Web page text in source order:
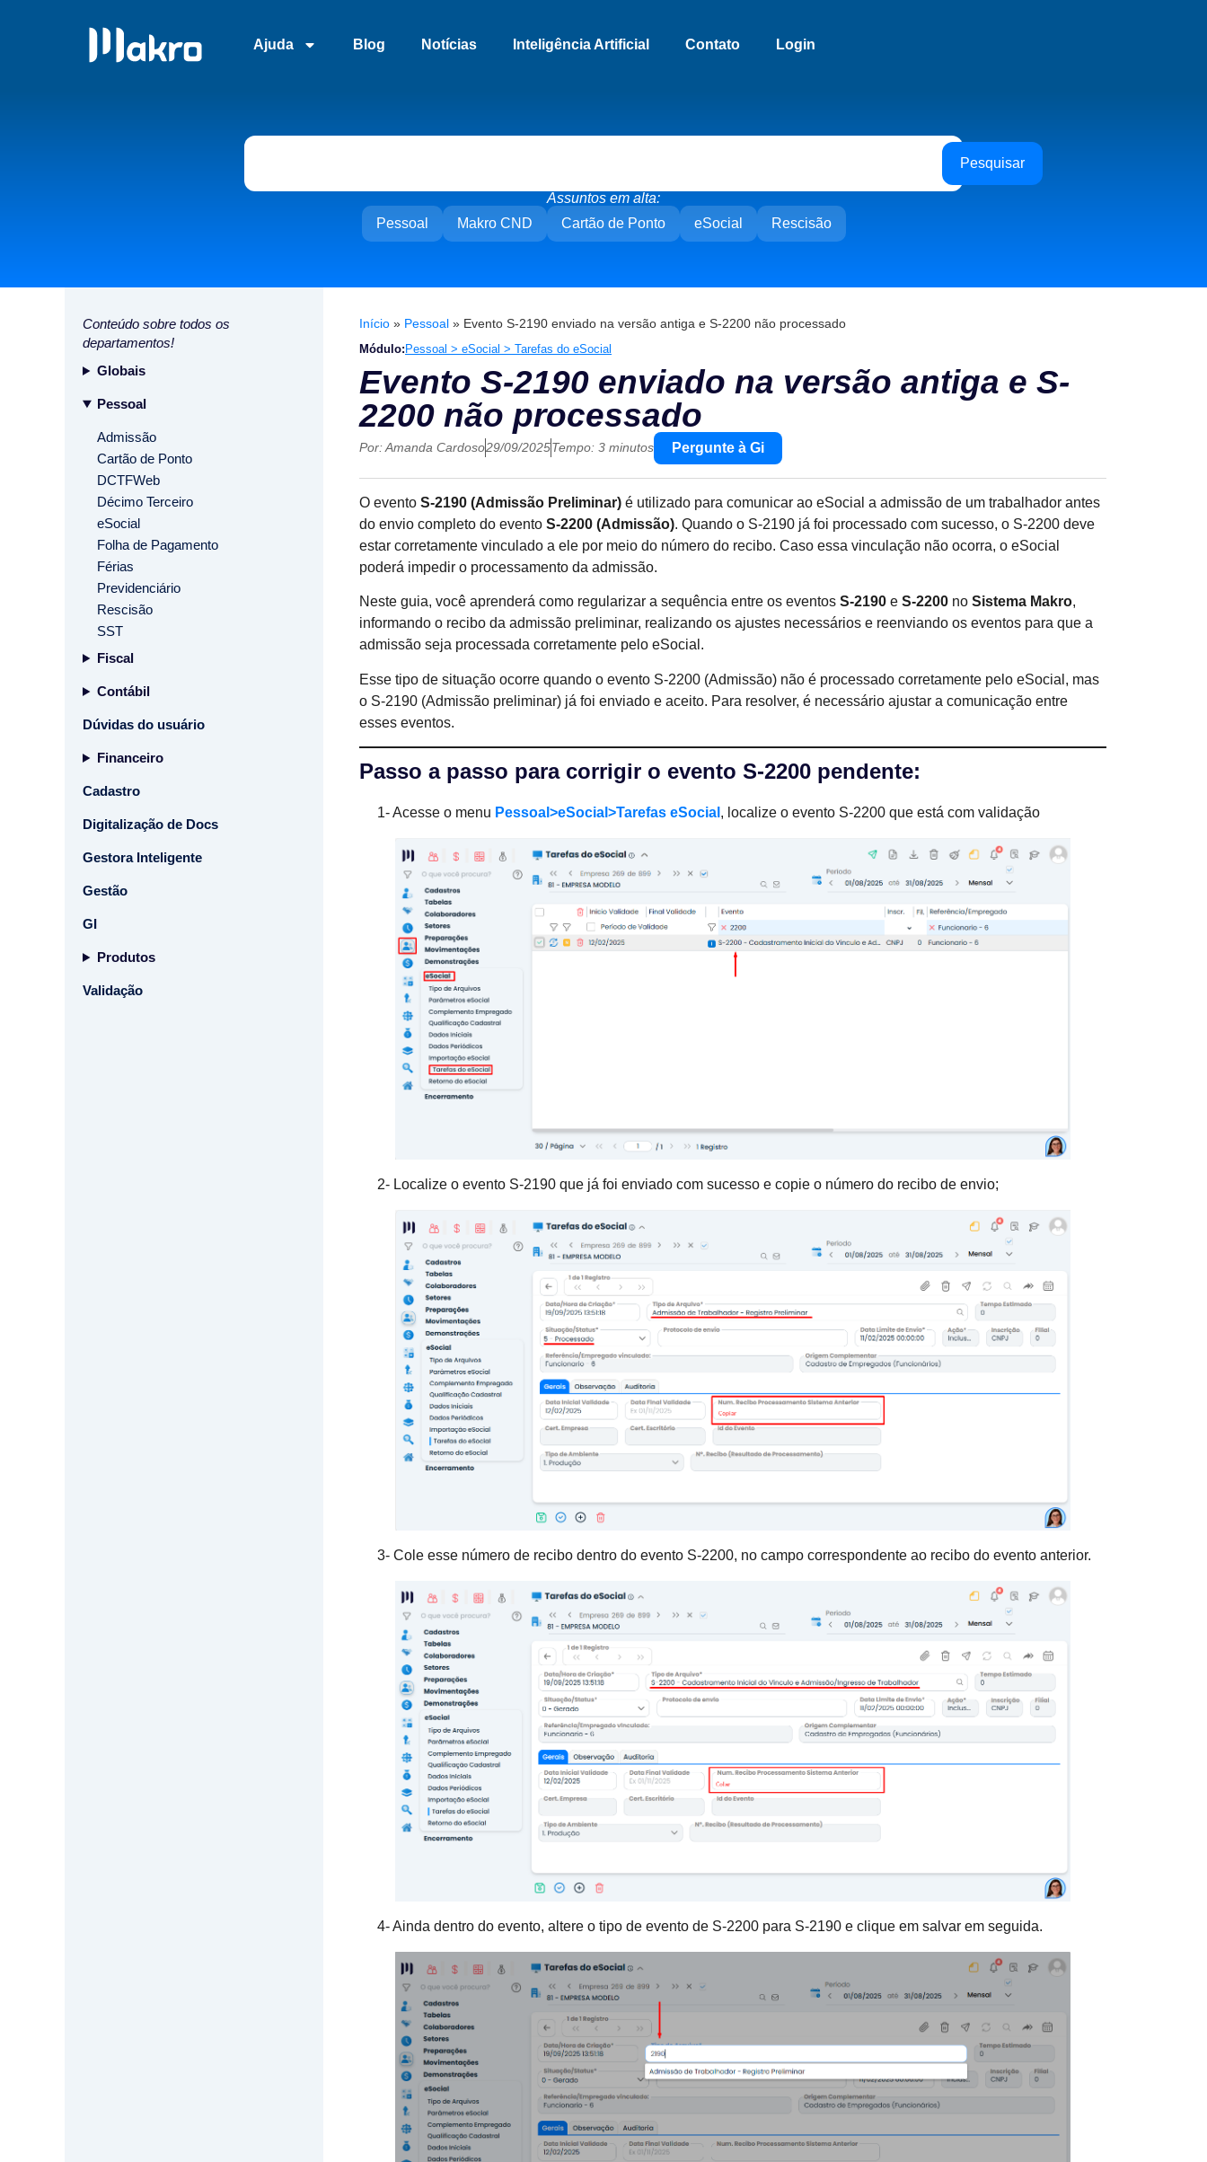
Ajuda Blog Notícias Inteligência Artificial Contato Login
Pesquisar
Assuntos em alta:
Pessoal
Makro CND Cartão de Ponto eSocial Rescisão
Conteúdo sobre todos os
departamentos!
Globais
Pessoal
Admissão
Cartão de Ponto
DCTFWeb
Décimo Terceiro
eSocial
Folha de Pagamento
Férias
Previdenciário
Rescisão
SST
Fiscal
Contábil
Dúvidas do usuário
Financeiro
Cadastro
Digitalização de Docs
Gestora Inteligente
Gestão
GI
Produtos
Validação
Início » Pessoal » Evento S-2190 enviado na versão antiga e S-2200 não processado
Módulo: Pessoal > eSocial > Tarefas do eSocial
Evento S-2190 enviado na versão antiga e S-
2200 não processado
Por:Amanda Cardoso29/09/2025Tempo: 3 minutos Pergunte à Gi
O evento S-2190 (Admissão Preliminar) é utilizado para comunicar ao eSocial a admissão de um trabalhador antes
do envio completo do evento S-2200 (Admissão). Quando o S-2190 já foi processado com sucesso, o S-2200 deve
estar corretamente vinculado a ele por meio do número do recibo. Caso essa vinculação não ocorra, o eSocial
poderá impedir o processamento da admissão.
Neste guia, você aprenderá como regularizar a sequência entre os eventos S-2190 e S-2200 no Sistema Makro,
informando o recibo da admissão preliminar, realizando os ajustes necessários e reenviando os eventos para que a
admissão seja processada corretamente pelo eSocial.
Esse tipo de situação ocorre quando o evento S-2200 (Admissão) não é processado corretamente pelo eSocial, mas
o S-2190 (Admissão preliminar) já foi enviado e aceito. Para resolver, é necessário ajustar a comunicação entre
esses eventos.
Passo a passo para corrigir o evento S-2200 pendente:
1- Acesse o menu Pessoal>eSocial>Tarefas eSocial , localize o evento S-2200 que está com validação
2- Localize o evento S-2190 que já foi enviado com sucesso e copie o número do recibo de envio;
3- Cole esse número de recibo dentro do evento S-2200, no campo correspondente ao recibo do evento anterior.
4- Ainda dentro do evento, altere o tipo de evento de S-2200 para S-2190 e clique em salvar em seguida.